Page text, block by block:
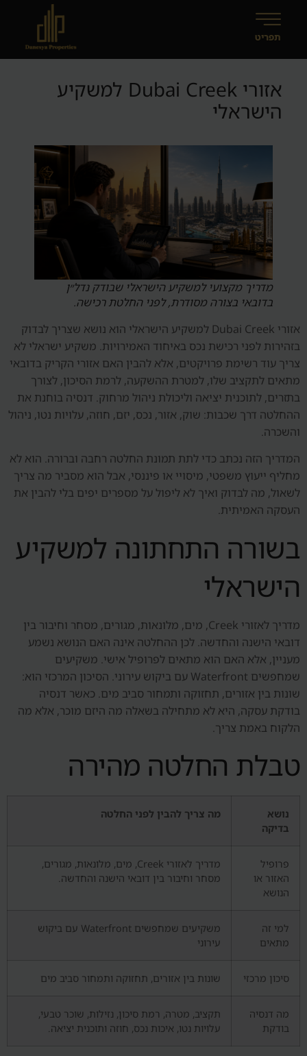
אזורי Dubai Creek למשקיע
הישראלי
מדריך מקצועי למשקיע הישראלי שבודק נדל״ן
בדובאי בצורה מסודרת, לפני החלטת רכישה.
אזורי Dubai Creek למשקיע הישראלי הוא נושא שצריך לבדוק
בזהירות לפני רכישת נכס באיחוד האמירויות. משקיע ישראלי לא
צריך עוד רשימת פרויקטים, אלא להבין האם אזורי הקריק בדובאי
מתאים לתקציב שלו, למטרת ההשקעה, לרמת הסיכון, לצורך
בתזרים, לתוכנית יציאה וליכולת ניהול מרחוק. דנסיה בוחנת את
ההחלטה דרך שכבות: שוק, אזור, נכס, יזם, חוזה, עלויות נטו, ניהול
והשכרה.
המדריך הזה נכתב כדי לתת תמונת החלטה רחבה וברורה. הוא לא
מחליף ייעוץ משפטי, מיסויי או פיננסי, אבל הוא מסביר מה צריך
לשאול, מה לבדוק ואיך לא ליפול על מספרים יפים בלי להבין את
העסקה האמיתית.
בשורה התחתונה למשקיע
הישראלי
מדריך לאזורי Creek, מים, מלונאות, מגורים, מסחר וחיבור בין
דובאי הישנה והחדשה. לכן ההחלטה אינה האם הנושא נשמע
מעניין, אלא האם הוא מתאים לפרופיל אישי. משקיעים
שמחפשים Waterfront עם ביקוש עירוני. הסיכון המרכזי הוא:
שונות בין אזורים, תחזוקה ותמחור סביב מים. כאשר דנסיה
בודקת עסקה, היא לא מתחילה בשאלה מה היזם מוכר, אלא מה
הלקוח באמת צריך.
טבלת החלטה מהירה
נושא
בדיקה
מה צריך להבין לפני החלטה
פרופיל
האזור או
הנושא
מדריך לאזורי Creek, מים, מלונאות, מגורים,
מסחר וחיבור בין דובאי הישנה והחדשה.
למי זה
מתאים
משקיעים שמחפשים Waterfront עם ביקוש
עירוני
סיכון מרכזי שונות בין אזורים, תחזוקה ותמחור סביב מים
מה דנסיה
בודקת
תקציב, מטרה, רמת סיכון, נזילות, שוכר טבעי,
עלויות נטו, איכות נכס, חוזה ותוכנית יציאה.